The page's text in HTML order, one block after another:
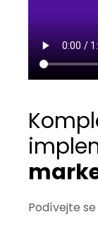
Podívejte